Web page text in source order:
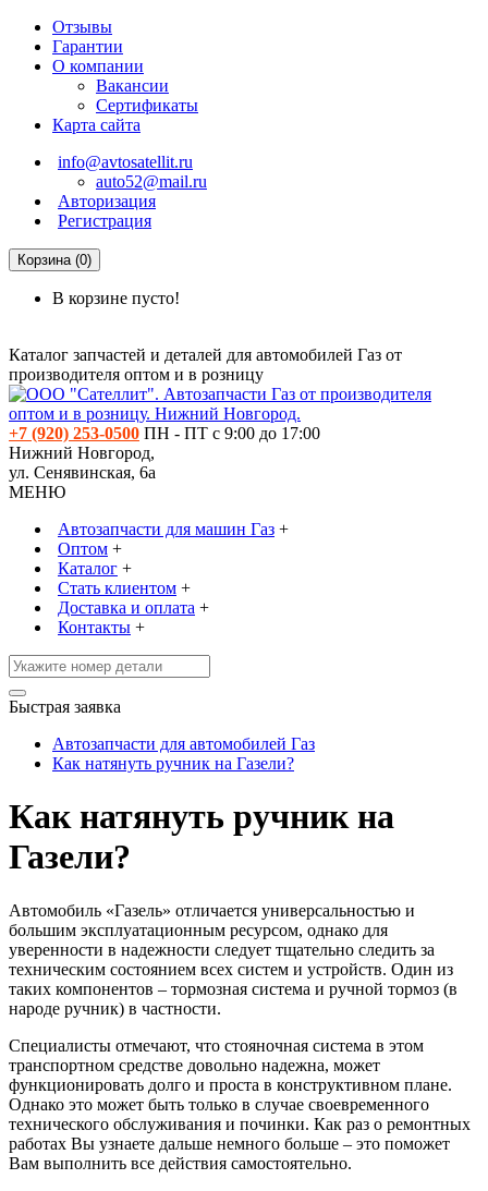
Отзывы
Гарантии
О компании
Вакансии
Сертификаты
Карта сайта
info@avtosatellit.ru
auto52@mail.ru
Авторизация
Регистрация
Корзина (0)
В корзине пусто!
Каталог запчастей и деталей для автомобилей Газ от
производителя оптом и в розницу
+7 (920) 253-0500 ПН - ПТ с 9:00 до 17:00
Нижний Новгород,
ул. Сенявинская, 6а
МЕНЮ
Автозапчасти для машин Газ +
Оптом +
Каталог +
Стать клиентом +
Доставка и оплата +
Контакты +
Быстрая заявка
Автозапчасти для автомобилей Газ
Как натянуть ручник на Газели?
Как натянуть ручник на
Газели?
Автомобиль «Газель» отличается универсальностью и
большим эксплуатационным ресурсом, однако для
уверенности в надежности следует тщательно следить за
техническим состоянием всех систем и устройств. Один из
таких компонентов – тормозная система и ручной тормоз (в
народе ручник) в частности.
Специалисты отмечают, что стояночная система в этом
транспортном средстве довольно надежна, может
функционировать долго и проста в конструктивном плане.
Однако это может быть только в случае своевременного
технического обслуживания и починки. Как раз о ремонтных
работах Вы узнаете дальше немного больше – это поможет
Вам выполнить все действия самостоятельно.